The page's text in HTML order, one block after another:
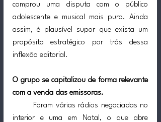
comprou uma disputa com o público
adolescente e musical mais puro. Ainda
assim, é plausível supor que exista um
propósito estratégico por trás dessa
inflexão editorial.
O grupo se capitalizou de forma relevante
com a venda das emissoras.
interior e uma em Natal, o que abre